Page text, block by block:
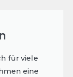
für viele
eine